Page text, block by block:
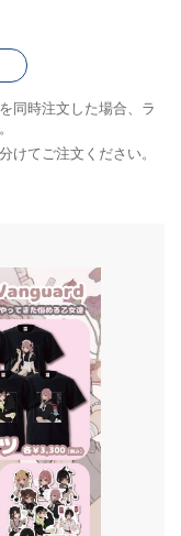
同時注文した場合、ラ
けてご注文ください。